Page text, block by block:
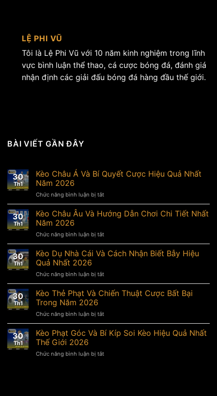
LỆ PHI VŨ
Tôi là Lệ Phi Vũ với 10 năm kinh nghiệm trong lĩnh
vực bình luận thể thao, cá cược bóng đá, đánh giá
nhận định các giải đấu bóng đá hàng đầu thế giới.
BÀI VIẾT GẦN ĐÂY
30
Th1
Kèo Châu Á Và Bí Quyết Cược Hiệu Quả Nhất
Năm 2026
Chức năng bình luận bị tắt
Kèo
Châu
Quyết
Cược
Năm
2026
30
Th1
Kèo Châu Âu Và Hướng Dẫn Chơi Chi Tiết Nhất
Năm 2026
Chức năng bình luận bị tắt
Kèo
Châu
Dẫn
Chơi
Năm
2026
30
Th1
Kèo Dụ Nhà Cái Và Cách Nhận Biết Bẫy Hiệu
Quả Nhất 2026
Chức năng bình luận bị tắt
Kèo
Dụ
Cách
Nhận
30
Th1
Kèo Thẻ Phạt Và Chiến Thuật Cược Bất Bại
Trong Năm 2026
Chức năng bình luận bị tắt
Kèo
Thẻ
30
Th1
Kèo Phạt Góc Và Bí Kíp Soi Kèo Hiệu Quả Nhất
Thế Giới 2026
Chức năng bình luận bị tắt